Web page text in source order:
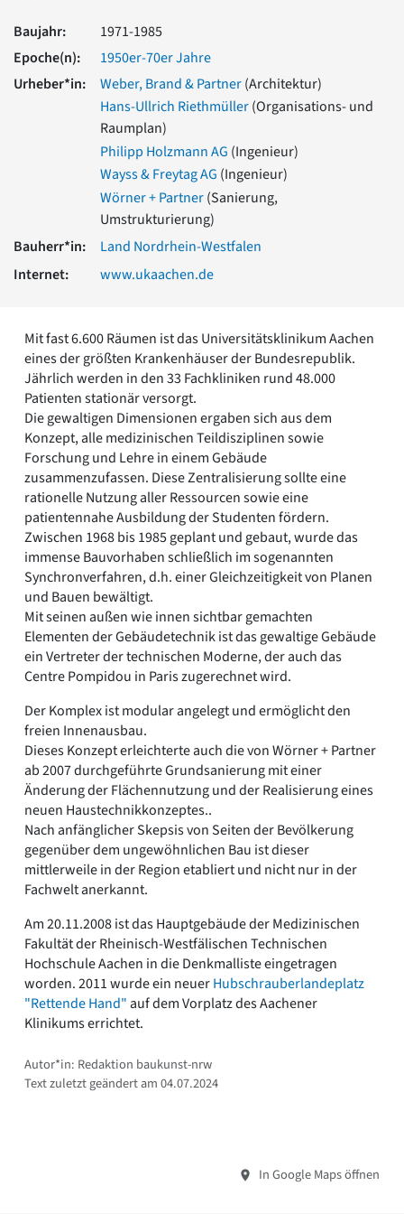
Vorromanik
Römische Antike
Über uns
Über baukunst-nrw
Fachbeirat
Freunde & Förderer
Impressum
Datenschutz
Suchbegriff eingeben
Baujahr:
1971-1985
Epoche(n):
1950er-70er Jahre
Urheber*in:
Weber, Brand & Partner(Architektur)
Hans-Ullrich Riethmüller(Organisations- und
Raumplan)
Philipp Holzmann AG (Ingenieur)
Wayss & Freytag AG (Ingenieur)
Wörner + Partner(Sanierung,
Umstrukturierung)
Bauherr*in:
Land Nordrhein-Westfalen
Internet:
www.ukaachen.de
Mit fast 6.600 Räumen ist das Universitätsklinikum Aachen
eines der größten Krankenhäuser der Bundesrepublik.
Jährlich werden in den 33 Fachkliniken rund 48.000
Patienten stationär versorgt.
Die gewaltigen Dimensionen ergaben sich aus dem
Konzept, alle medizinischen Teildisziplinen sowie
Forschung und Lehre in einem Gebäude
zusammenzufassen. Diese Zentralisierung sollte eine
rationelle Nutzung aller Ressourcen sowie eine
patientennahe Ausbildung der Studenten fördern.
Zwischen 1968 bis 1985 geplant und gebaut, wurde das
immense Bauvorhaben schließlich im sogenannten
Synchronverfahren, d.h. einer Gleichzeitigkeit von Planen
und Bauen bewältigt.
Mit seinen außen wie innen sichtbar gemachten
Elementen der Gebäudetechnik ist das gewaltige Gebäude
ein Vertreter der technischen Moderne, der auch das
Centre Pompidou in Paris zugerechnet wird.
Der Komplex ist modular angelegt und ermöglicht den
freien Innenausbau.
Dieses Konzept erleichterte auch die von Wörner + Partner
ab 2007 durchgeführte Grundsanierung mit einer
Änderung der Flächennutzung und der Realisierung eines
neuen Haustechnikkonzeptes..
Nach anfänglicher Skepsis von Seiten der Bevölkerung
gegenüber dem ungewöhnlichen Bau ist dieser
mittlerweile in der Region etabliert und nicht nur in der
Fachwelt anerkannt.
Am 20.11.2008 ist das Hauptgebäude der Medizinischen
Fakultät der Rheinisch-Westfälischen Technischen
Hochschule Aachen in die Denkmalliste eingetragen
worden. 2011 wurde ein neuerHubschrauberlandeplatz
"Rettende Hand"auf dem Vorplatz des Aachener
Klinikums errichtet.
Autor*in: Redaktion baukunst-nrw
Text zuletzt geändert am 04.07.2024
In Google Maps öffnen